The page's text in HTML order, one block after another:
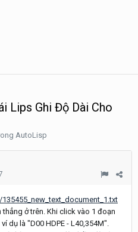
Lips Ghi Độ Dài Cho
AutoLisp
ở trên. Khi click vào 1 đoạn
dụ là "D00 HDPE - L40,354M".